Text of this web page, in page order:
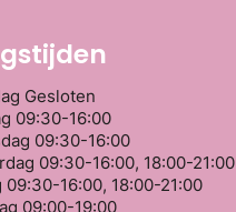
Gesloten
09:30-16:00
09:30-16:00
09:30-16:00, 18:00-21:00
09:30-16:00, 18:00-21:00
09:00-19:00